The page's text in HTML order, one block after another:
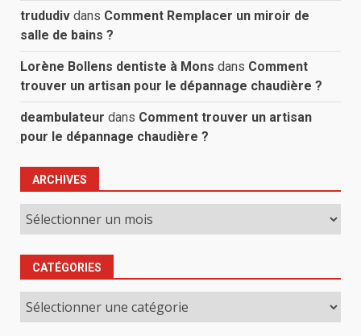
trududiv dans Comment Remplacer un miroir de
salle de bains ?
Lorène Bollens dentiste à Mons dans Comment
trouver un artisan pour le dépannage chaudière ?
deambulateur dans Comment trouver un artisan
pour le dépannage chaudière ?
ARCHIVES
Archives
CATÉGORIES
Catégories